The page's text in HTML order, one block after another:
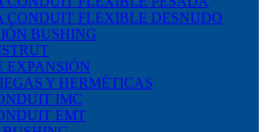
CONDUIT FLEXIBLE DESNUDO
BUSHING
EXPANSIÓN
Y HERMÉTICAS
IMC
EMT